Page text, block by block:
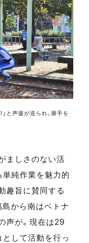
と声援が送られ、握手を
ましさのない活
単純作業を魅力的
趣旨に賛同する
島から南はベトナ
声が。現在は29
として活動を行っ